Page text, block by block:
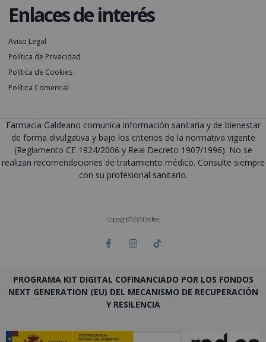
Enlaces de interés
Aviso Legal
Política de Privacidad
Política de Cookies
Política Comercial
Farmacia Galdeano comunica información sanitaria y de bienestar
de forma divulgativa y bajo los criterios de la normativa vigente
(Reglamento CE 1924/2006 y Real Decreto 1907/1996). No se
realizan recomendaciones de tratamiento médico. Consulte siempre
con su profesional sanitario.
Copyright © 2025 Deditec
PROGRAMA KIT DIGITAL COFINANCIADO POR LOS FONDOS
NEXT GENERATION (EU) DEL MECANISMO DE RECUPERACIÓN
Y RESILENCIA